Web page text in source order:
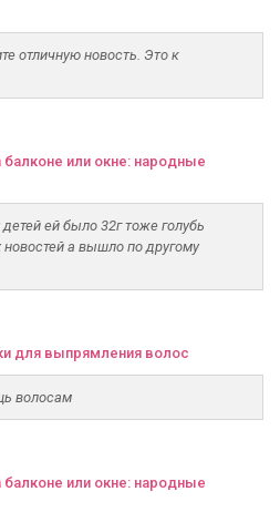
отличную новость. Это к
балконе или окне: народные
ей было 32г тоже голубь
а вышло по другому
для выпрямления волос
волосам
балконе или окне: народные